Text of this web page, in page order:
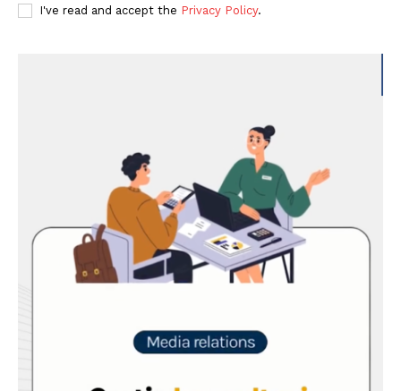
I've read and accept the Privacy Policy.